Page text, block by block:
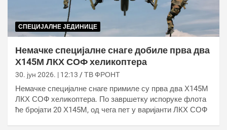
СПЕЦИЈАЛНЕ ЈЕДИНИЦЕ
Немачке специјалне снаге добиле прва два
Х145М ЛКХ СОФ хеликоптера
30. јун 2026. | 12:13 ТВ ФРОНТ
Немачке специјалне снаге примиле су прва два Х145М
ЛКХ СОФ хеликоптера. По завршетку испоруке флота
ће бројати 20 Х145М, од чега пет у варијанти ЛКХ СОФ